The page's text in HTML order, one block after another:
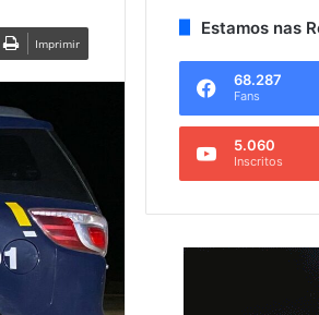
Imprimir
Estamos nas
68.287
Fans
5.060
Inscritos